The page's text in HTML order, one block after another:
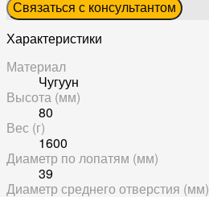
Связаться с консультантом
Характеристики
Материал
Чугуун
Высота (мм)
80
Вес (г)
1600
Диаметр по лопатям (мм)
39
Диаметр среднего отверстия (мм)